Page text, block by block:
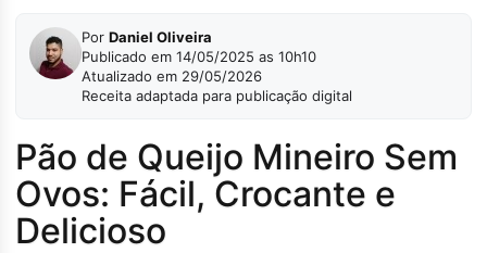
Por Daniel Oliveira
Publicado em 14/05/2025 as 10h10
Atualizado em 29/05/2026
Receita adaptada para publicação digital
Pão de Queijo Mineiro Sem
Ovos: Fácil, Crocante e
Delicioso